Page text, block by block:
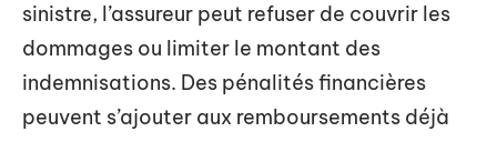
sinistre, l’assureur peut refuser de couvrir les
dommages ou limiter le montant des
indemnisations. Des pénalités financières
peuvent s’ajouter aux remboursements déjà